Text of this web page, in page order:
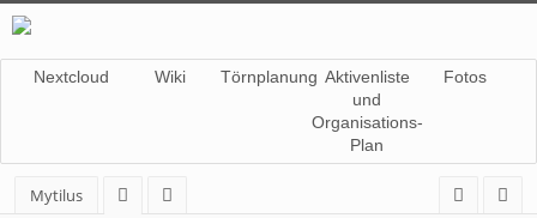
Nextcloud Wiki Törnplanung Aktivenliste
und
Organisations-
Plan
Fotos
Mytilus